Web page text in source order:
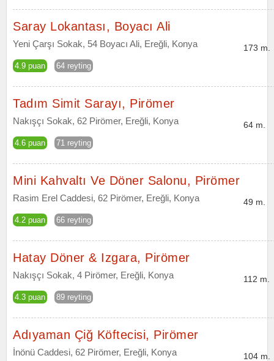
Saray Lokantası, Boyacı Ali
Yeni Çarşı Sokak, 54 Boyacı Ali, Ereğli, Konya
4.9 puan 64 reyting
173 m.
Tadım Simit Sarayı, Pirömer
Nakışçı Sokak, 62 Pirömer, Ereğli, Konya
4.6 puan 71 reyting
64 m.
Mini Kahvaltı Ve Döner Salonu, Pirömer
Rasim Erel Caddesi, 62 Pirömer, Ereğli, Konya
4.2 puan 66 reyting
49 m.
Hatay Döner & Izgara, Pirömer
Nakışçı Sokak, 4 Pirömer, Ereğli, Konya
4.3 puan 89 reyting
112 m.
Adıyaman Çiğ Köftecisi, Pirömer
İnönü Caddesi, 62 Pirömer, Ereğli, Konya 104 m.